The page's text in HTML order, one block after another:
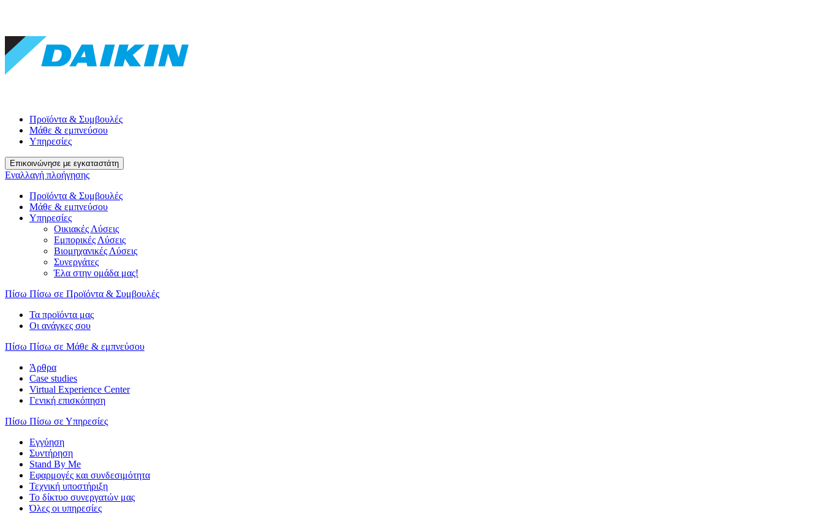
Προϊόντα & Συμβουλές
Μάθε & εμπνεύσου
Υπηρεσίες
Επικοινώνησε με εγκαταστάτη
Εναλλαγή πλοήγησης
Προϊόντα & Συμβουλές
Μάθε & εμπνεύσου
Υπηρεσίες
Οικιακές Λύσεις
Εμπορικές Λύσεις
Βιομηχανικές Λύσεις
Συνεργάτες
Έλα στην ομάδα μας!
Πίσω Πίσω σε Προϊόντα & Συμβουλές
Τα προϊόντα μας
Οι ανάγκες σου
Πίσω Πίσω σε Μάθε & εμπνεύσου
Άρθρα
Case studies
Virtual Experience Center
Γενική επισκόπηση
Πίσω Πίσω σε Υπηρεσίες
Εγγύηση
Συντήρηση
Stand By Me
Εφαρμογές και συνδεσιμότητα
Τεχνική υποστήριξη
Το δίκτυο συνεργατών μας
Όλες οι υπηρεσίες